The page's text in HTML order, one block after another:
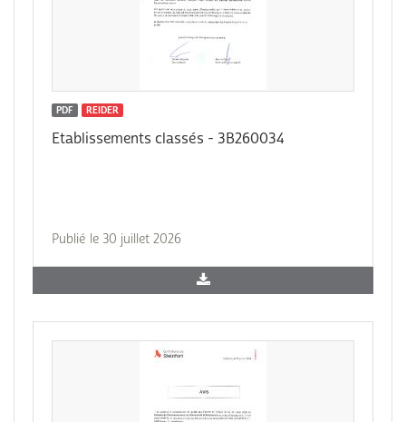
PDF REIDER
Etablissements classés - 3B260034
Publié le 30 juillet 2026